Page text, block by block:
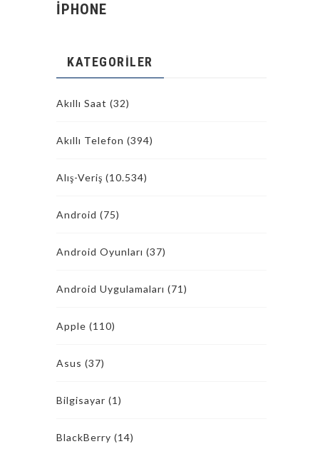
İPHONE
KATEGORILER
Akıllı Saat (32)
Akıllı Telefon (394)
Alış-Veriş (10.534)
Android (75)
Android Oyunları (37)
Android Uygulamaları (71)
Apple (110)
Asus (37)
Bilgisayar (1)
BlackBerry (14)